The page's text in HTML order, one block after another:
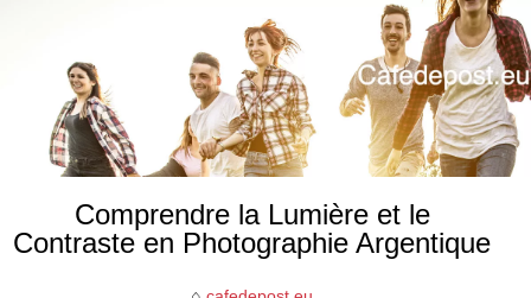
Comprendre la Lumière et le
Contraste en Photographie Argentique